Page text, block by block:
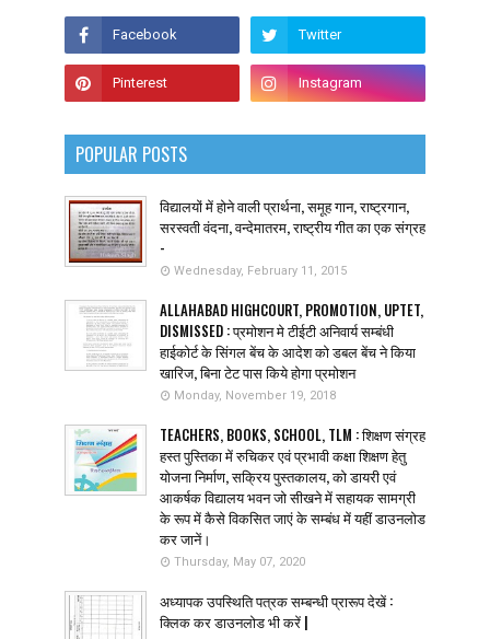
POPULAR POSTS
विद्यालयों में होने वाली प्रार्थना, समूह गान, राष्ट्रगान,
सरस्वती वंदना, वन्देमातरम, राष्ट्रीय गीत का एक संग्रह
-
Wednesday, February 11, 2015
ALLAHABAD HIGHCOURT, PROMOTION, UPTET,
DISMISSED : प्रमोशन मे टीईटी अनिवार्य सम्बंधी
हाईकोर्ट के सिंगल बेंच के आदेश को डबल बेंच ने किया
खारिज, बिना टेट पास किये होगा प्रमोशन
Monday, November 19, 2018
TEACHERS, BOOKS, SCHOOL, TLM : शिक्षण संग्रह
हस्त पुस्तिका में रुचिकर एवं प्रभावी कक्षा शिक्षण हेतु
योजना निर्माण, सक्रिय पुस्तकालय, को डायरी एवं
आकर्षक विद्यालय भवन जो सीखने में सहायक सामग्री
के रूप में कैसे विकसित जाएं के सम्बंध में यहीं डाउनलोड
कर जानें।
Thursday, May 07, 2020
अध्यापक उपस्थिति पत्रक सम्बन्धी प्रारूप देखें :
क्लिक कर डाउनलोड भी करें |